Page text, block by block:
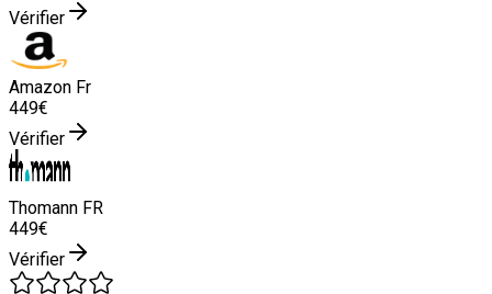
Vérifier
Amazon Fr
449€
Vérifier
Thomann FR
449€
Vérifier